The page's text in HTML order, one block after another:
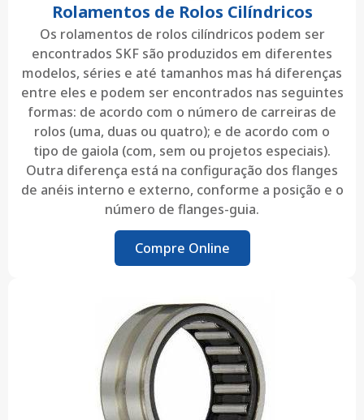
Rolamentos de Rolos Cilíndricos
Os rolamentos de rolos cilíndricos podem ser
encontrados SKF são produzidos em diferentes
modelos, séries e até tamanhos mas há diferenças
entre eles e podem ser encontrados nas seguintes
formas: de acordo com o número de carreiras de
rolos (uma, duas ou quatro); e de acordo com o
tipo de gaiola (com, sem ou projetos especiais).
Outra diferença está na configuração dos flanges
de anéis interno e externo, conforme a posição e o
número de flanges-guia.
Compre Online